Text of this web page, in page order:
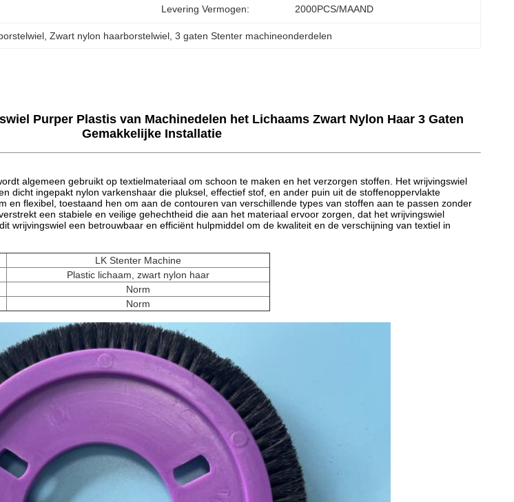
Levering Vermogen: 2000PCS/MAAND
, Zwart nylon haarborstelwiel , 3 gaten Stenter machineonderdelen
Purper Plastis van Machinedelen het Lichaams Zwart Nylon Haar 3 Gaten
Gemakkelijke Installatie
algemeen gebruikt op textielmateriaal om schoon te maken en het verzorgen stoffen. Het wrijvingswiel
dicht ingepakt nylon varkenshaar die pluksel, effectief stof, en ander puin uit de stoffenoppervlakte
en flexibel, toestaand hen om aan de contouren van verschillende types van stoffen aan te passen zonder
een stabiele en veilige gehechtheid die aan het materiaal ervoor zorgen, dat het wrijvingswiel
wrijvingswiel een betrouwbaar en efficiënt hulpmiddel om de kwaliteit en de verschijning van textiel in
LK Stenter Machine
Plastic lichaam, zwart nylon haar
Norm
Norm